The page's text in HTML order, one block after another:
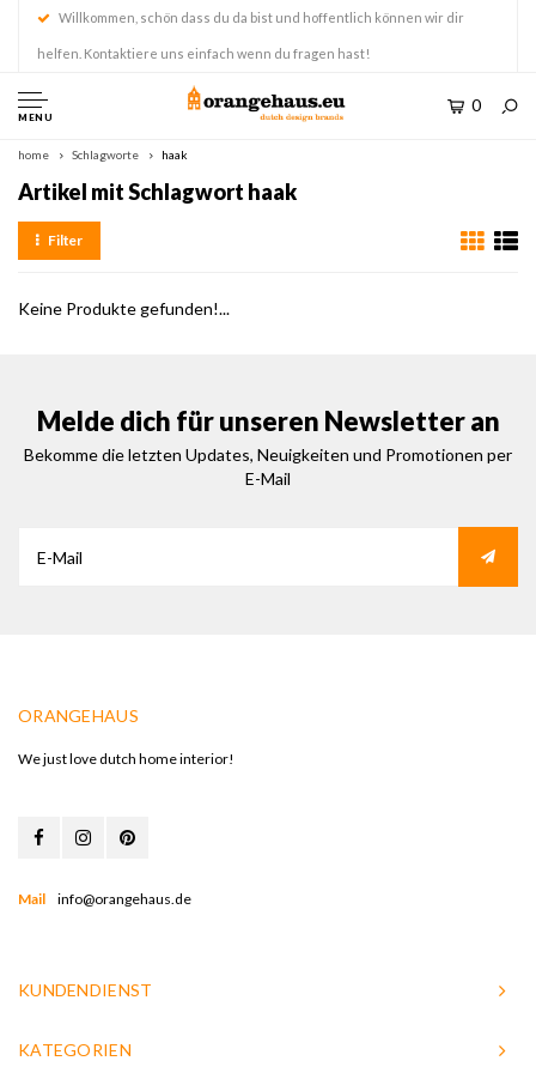
Willkommen, schön dass du da bist und hoffentlich können wir dir
helfen. Kontaktiere uns einfach wenn du fragen hast!
MENU
0
home Schlagworte haak
Artikel mit Schlagwort haak
Filter
Keine Produkte gefunden!...
Melde dich für unseren Newsletter an
Bekomme die letzten Updates, Neuigkeiten und Promotionen per
E-Mail
ORANGEHAUS
We just love dutch home interior!
Mail info@orangehaus.de
KUNDENDIENST
KATEGORIEN